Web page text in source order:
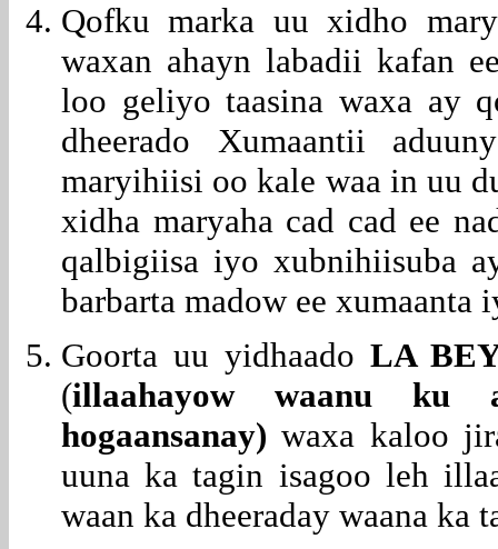
Qofku marka uu xidho
waxan ahayn labadii kafan
loo geliyo taasina waxa ay
dheerado Xumaantii
maryihiisi oo kale waa in uu
xidha maryaha cad cad ee
qalbigiisa iyo xubnihiisuba
barbarta madow ee xumaanta
Goorta uu yidhaado LA
(illaahayow waanu ku
hogaansanay)waxa kaloo
uuna ka tagin isagoo leh
waan ka dheeraday waana ka